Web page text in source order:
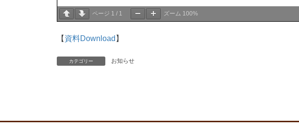
ページ 1 / 1 ズーム 100%
【 資料Download 】
カテゴリー お知らせ